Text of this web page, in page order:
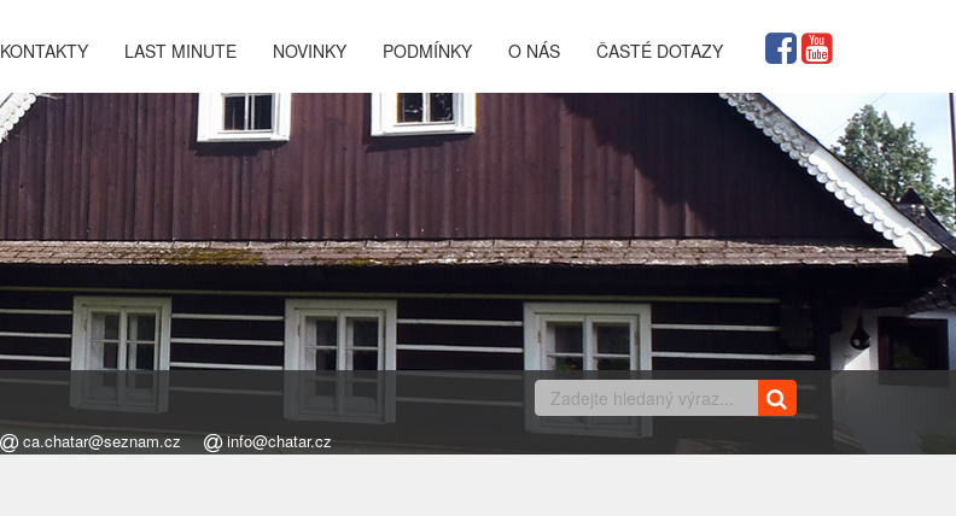
KONTAKTY LAST MINUTE NOVINKY PODMÍNKY O NÁS ČASTÉ DOTAZY
ca.chatar@seznam.cz info@chatar.cz